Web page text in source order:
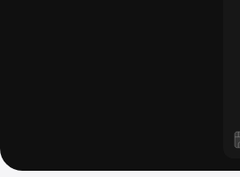
Поддержка Apple Pencil